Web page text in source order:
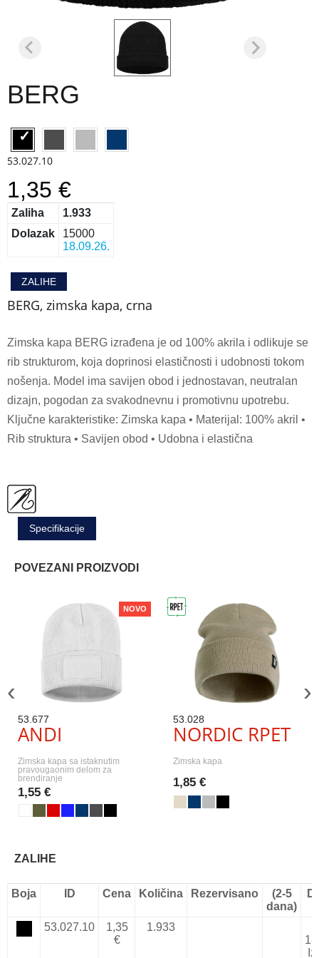
BERG
53.027.10
1,35 €
Zaliha
1.933
Dolazak
15000
18.09.26.
ZALIHE
BERG, zimska kapa, crna
Zimska kapa BERG izrađena je od 100% akrila i odlikuje se
rib strukturom, koja doprinosi elastičnosti i udobnosti tokom
nošenja. Model ima savijen obod i jednostavan, neutralan
dizajn, pogodan za svakodnevnu i promotivnu upotrebu.
Ključne karakteristike: Zimska kapa • Materijal: 100% akril •
Rib struktura • Savijen obod • Udobna i elastična
Specifikacije
POVEZANI PROIZVODI
NOVO
53.677
ANDI
Zimska kapa sa istaknutim
pravougaonim delom za
brendiranje
1,55 €
53.028
NORDIC RPET
Zimska kapa
1,85 €
‹ ›
ZALIHE
Boja ID Cena Količina Rezervisano
(2-5
dana)
53.027.10
1,35
€
1.933